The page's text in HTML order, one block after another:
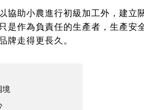
協助小農進行初級加工外，建立
是作為負責任的生產者，生產安
牌走得更長久。
境